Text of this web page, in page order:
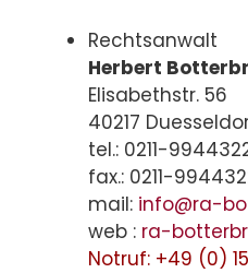
Rechtsanwalt
Herbert
Elisabethstr. 56
40217
tel.: 0211-
fax.: 0211-
mail: info@ra-
web : ra-
Notruf: +49 (0)